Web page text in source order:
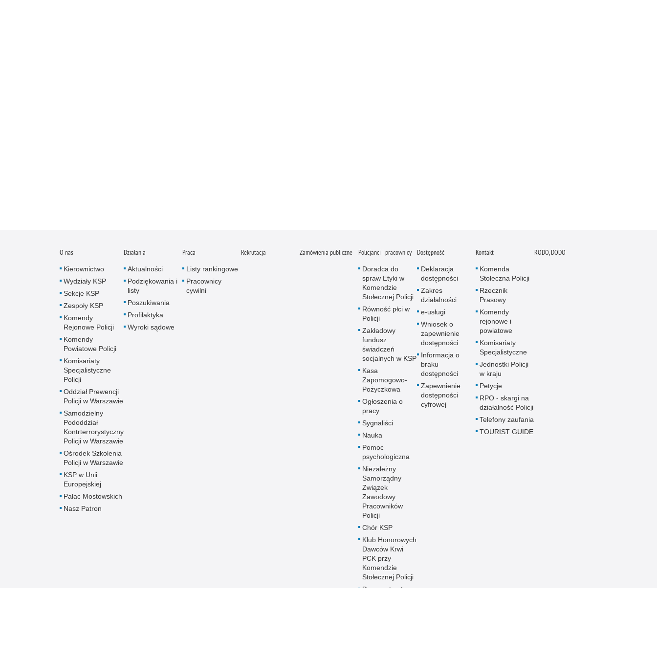
O nas
Kierownictwo
Wydziały KSP
Sekcje KSP
Zespoły KSP
Komendy
Rejonowe Policji
Komendy
Powiatowe Policji
Komisariaty
Specjalistyczne
Policji
Oddział Prewencji
Policji w Warszawie
Samodzielny
Pododdział
Kontrterrorystyczny
Policji w Warszawie
Ośrodek Szkolenia
Policji w Warszawie
KSP w Unii
Europejskiej
Pałac Mostowskich
Nasz Patron
Działania
Aktualności
Podziękowania i
listy
Poszukiwania
Profilaktyka
Wyroki sądowe
Praca
Listy rankingowe
Pracownicy
cywilni
Rekrutacja Zamówienia publiczne Policjanci i pracownicy
Doradca do
spraw Etyki w
Komendzie
Stołecznej Policji
Równość płci w
Policji
Zakładowy
fundusz
świadczeń
socjalnych w KSP
Kasa
Zapomogowo-
Pożyczkowa
Ogłoszenia o
pracy
Sygnaliści
Nauka
Pomoc
psychologiczna
Niezależny
Samorządny
Związek
Zawodowy
Pracowników
Policji
Chór KSP
Klub Honorowych
Dawców Krwi
PCK przy
Komendzie
Stołecznej Policji
Duszpasterstwo
Dostępność
Deklaracja
dostępności
Zakres
działalności
e-usługi
Wniosek o
zapewnienie
dostępności
Informacja o
braku
dostępności
Zapewnienie
dostępności
cyfrowej
Kontakt
Komenda
Stołeczna Policji
Rzecznik
Prasowy
Komendy
rejonowe i
powiatowe
Komisariaty
Specjalistyczne
Jednostki Policji
w kraju
Petycje
RPO - skargi na
działalność Policji
Telefony zaufania
TOURIST GUIDE
RODO, DODO